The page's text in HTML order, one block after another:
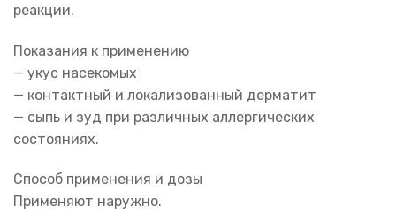
реакции.
Показания к применению
— укус насекомых
— контактный и локализованный дерматит
— сыпь и зуд при различных аллергических
состояниях.
Способ применения и дозы
Применяют наружно.